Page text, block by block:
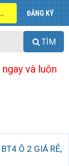
ĐĂNG NHẬP ĐĂNG KÝ
TÌM
và luôn
Ô 2 GIÁ RẺ,